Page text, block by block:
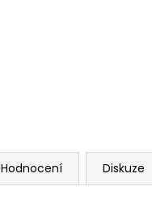
Hodnocení Diskuze